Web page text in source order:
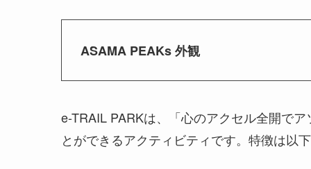
ASAMA PEAKs 外観
e-TRAIL PARKは、「心のアクセル全開で
とができるアクティビティです。特徴は以